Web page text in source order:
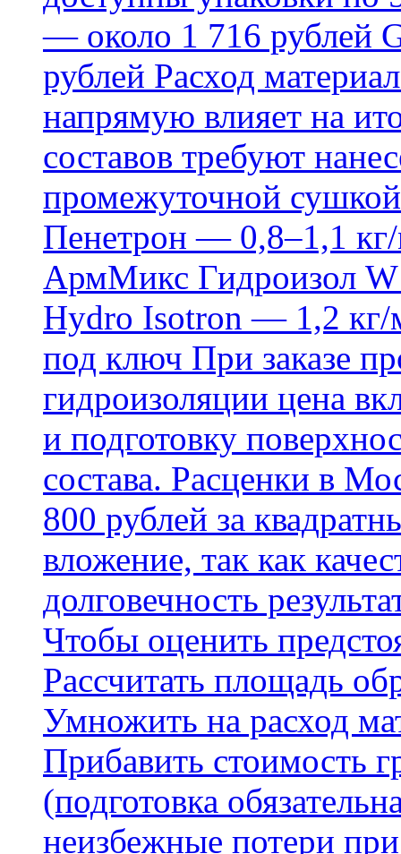
— около 1 716 рублей
рублей Расход
напрямую влияет на
составов требуют
промежуточной
Пенетрон — 0,8–1,1 кг/
АрмМикс Гидроизол
Hydro Isotron — 1,2 кг/
под ключ При заказе
гидроизоляции цена
и подготовку
состава. Расценки в
800 рублей за
вложение, так как
долговечность
Чтобы оценить
Рассчитать площадь
Умножить на расход
Прибавить стоимость
(подготовка
неизбежные потери